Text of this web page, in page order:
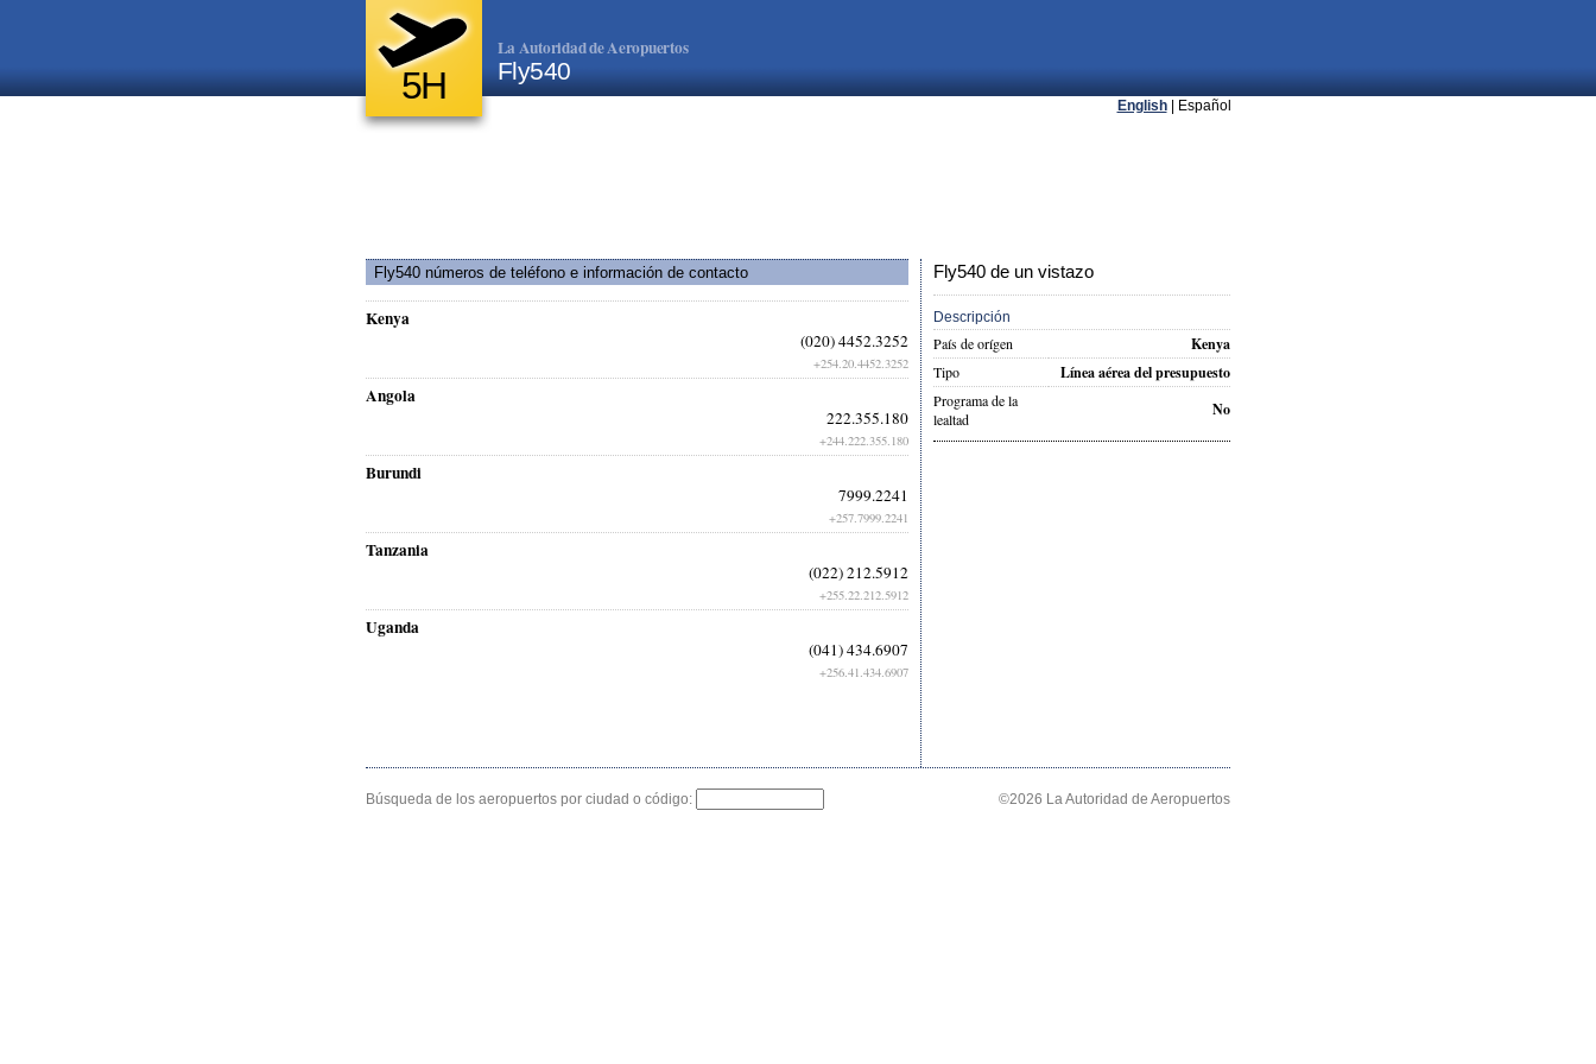
5H
La Autoridad de Aeropuertos
Fly540
English| Español
Fly540 números de teléfono e información de contacto
Kenya
(020) 4452.3252
+254.20.4452.3252
Angola
222.355.180
+244.222.355.180
Burundi
7999.2241
+257.7999.2241
Tanzania
(022) 212.5912
+255.22.212.5912
Uganda
(041) 434.6907
+256.41.434.6907
Fly540 de un vistazo
Descripción
País de orígen Kenya
Tipo Línea aérea del presupuesto
Programa de la
lealtad
No
Búsqueda de los aeropuertos por ciudad o código: ©2026 La Autoridad de Aeropuertos